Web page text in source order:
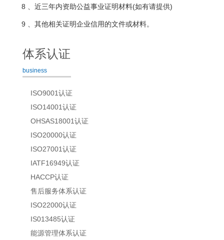
8 、近三年内资助公益事业证明材料(如有请提供)
9 、其他相关证明企业信用的文件或材料。
体系认证
business
ISO9001认证
ISO14001认证
OHSAS18001认证
ISO20000认证
ISO27001认证
IATF16949认证
HACCP认证
售后服务体系认证
ISO22000认证
IS013485认证
能源管理体系认证